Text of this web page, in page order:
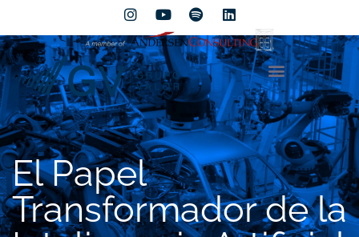
El Papel
Transformador de la